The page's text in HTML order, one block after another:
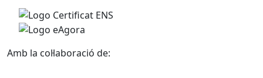
Amb la col·laboració de: